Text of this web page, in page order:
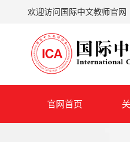
欢迎访问国际中文教师官网
官网首页